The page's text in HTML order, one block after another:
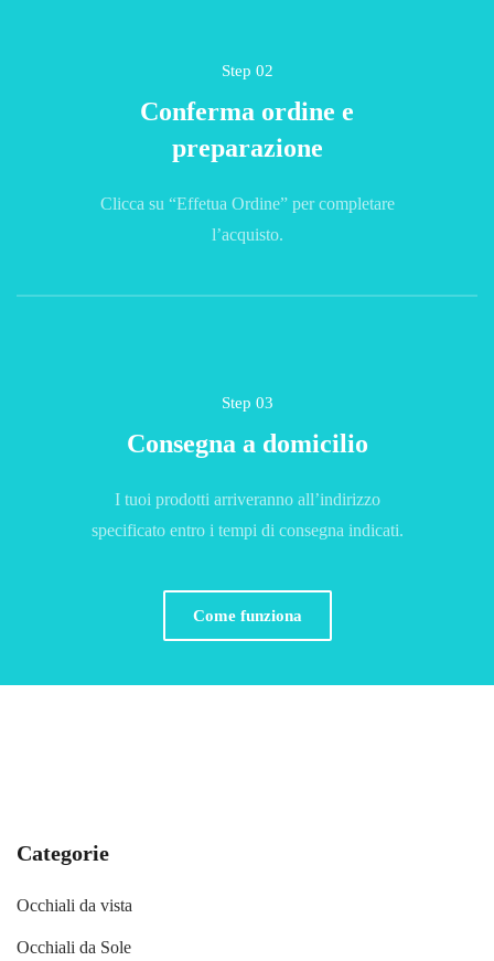
Step 02
Conferma ordine e
preparazione
Clicca su “Effetua Ordine” per completare
l’acquisto.
Step 03
Consegna a domicilio
I tuoi prodotti arriveranno all’indirizzo
specificato entro i tempi di consegna indicati.
Come funziona
Categorie
Occhiali da vista
Occhiali da Sole